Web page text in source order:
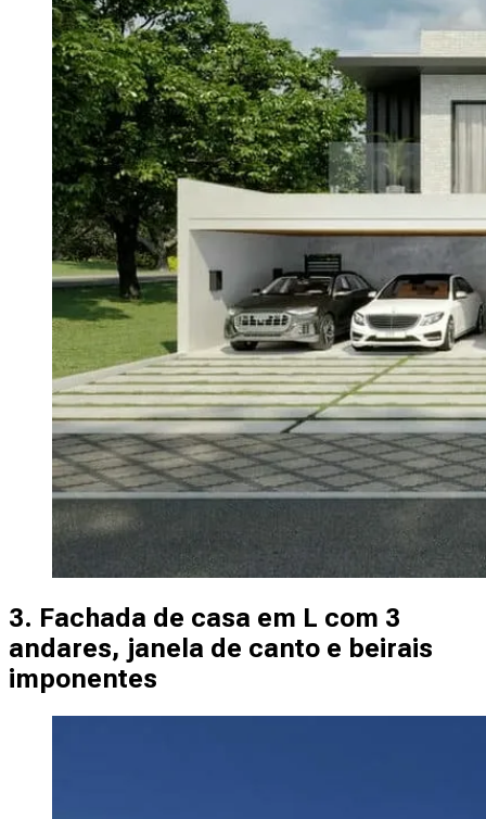
3. Fachada de casa em L com 3
andares, janela de canto e beirais
imponentes